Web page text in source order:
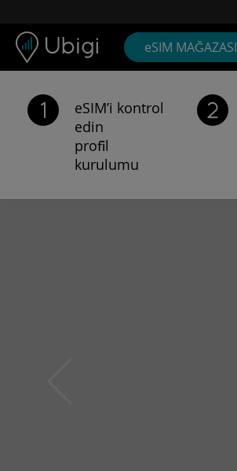
eSIM MAĞAZASI
eSIM’i kontrol
edin
profi̇l
kurulumu